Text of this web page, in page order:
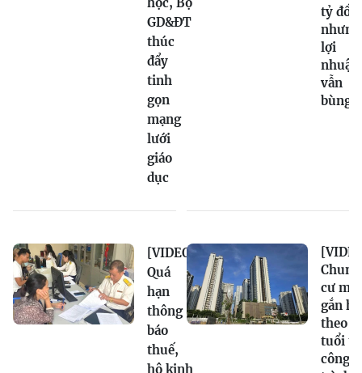
GD&ĐT
thúc
đẩy
tinh
gọn
mạng
lưới
giáo
dục
tỷ
nhưng
lợi
nhuận
vẫn
bùng
[VIDEO]
Quá
hạn
thông
báo
thuế,
hộ kinh
Chung
cư mới
gắn
theo
tuổi
công